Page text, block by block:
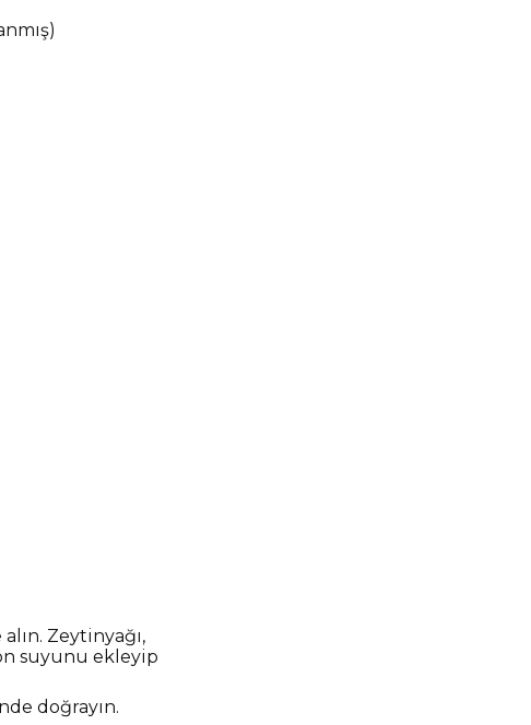
Zeytinyağı,
suyunu ekleyip
doğrayın.